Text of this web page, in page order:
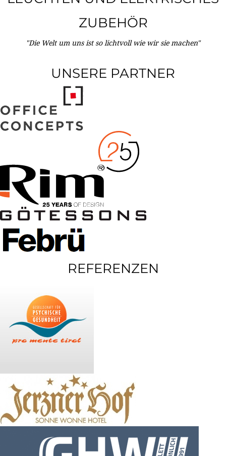
ZUBEHÖR
"Die Welt um uns ist so lichtvoll wie wir sie machen"
UNSERE PARTNER
REFERENZEN